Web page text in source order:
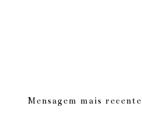
Mensagem mais recente